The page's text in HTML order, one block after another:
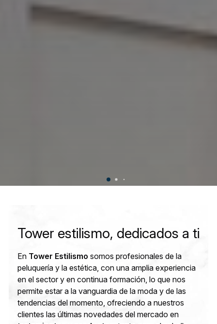
Tower estilismo, dedicados a ti
En Tower Estilismo somos profesionales de la
peluquería y la estética, con una amplia experiencia
en el sector y en continua formación, lo que nos
permite estar a la vanguardia de la moda y de las
tendencias del momento, ofreciendo a nuestros
clientes las últimas novedades del mercado en